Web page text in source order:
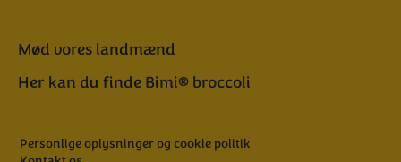
Mød vores landmænd
Her kan du finde Bimi® broccoli
Personlige oplysninger og cookie politik